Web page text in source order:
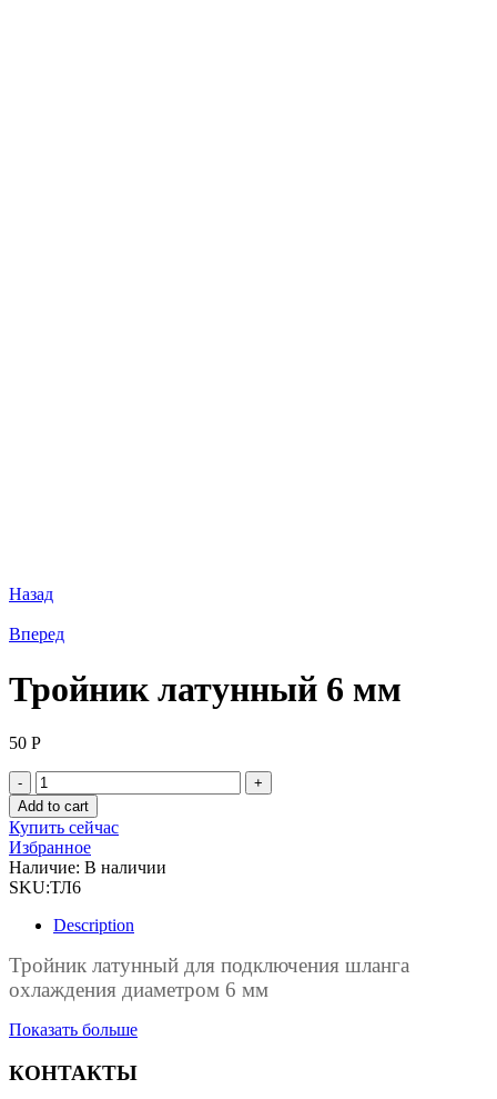
Назад
Вперед
Тройник латунный 6 мм
50 Р
Тройник
латунный
6
мм
quantity
Add to cart
Купить сейчас
Избранное
Наличие: В наличии
SKU:ТЛ6
Description
Тройник латунный для подключения шланга
охлаждения диаметром 6 мм
Показать больше
КОНТАКТЫ